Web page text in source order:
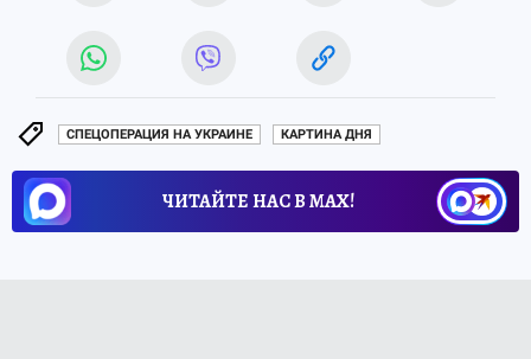
СПЕЦОПЕРАЦИЯ НА УКРАИНЕ КАРТИНА ДНЯ
ЧИТАЙТЕ НАС В МАХ!